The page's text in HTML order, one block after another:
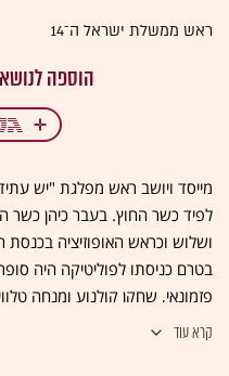
ראש ממשלת ישראל ה־14
מייסד ויושב ראש מפלגת "יש
לפיד כשר החוץ. בעבר כיהן
ושלוש וכראש האופוזיציה בכנסת ה-
בטרם כניסתו לפוליטיקה היה
פזמונאי, שחקן קולנוע ומנחה
הבכירים.
קרא עוד